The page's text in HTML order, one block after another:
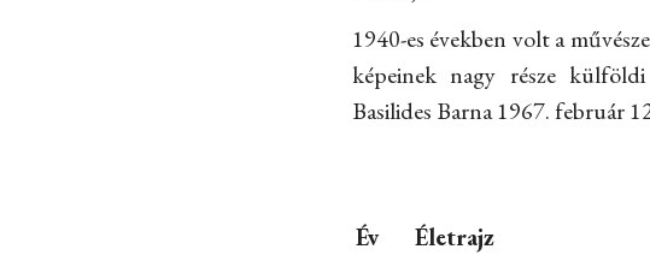
1940-es években volt a
képeinek nagy része
Basilides Barna 1967. február
Év Életrajz